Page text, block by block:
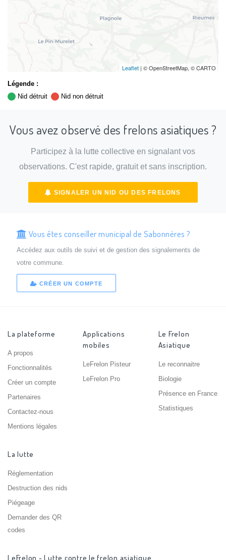
Leaflet | © OpenStreetMap, © CARTO
Légende :
Nid détruit
Nid non détruit
Vous avez observé des frelons asiatiques ?
Participez à la lutte collective en signalant vos
observations. C'est rapide, gratuit et sans inscription.
SIGNALER UN NID OU DES FRELONS
Vous êtes conseiller municipal de Sabonnères ?
Accédez aux outils de suivi et de gestion des signalements de
votre commune.
CRÉER UN COMPTE
La plateforme
A propos
Fonctionnalités
Créer un compte
Partenaires
Contactez-nous
Mentions légales
Applications
mobiles
LeFrelon Pisteur
LeFrelon Pro
Le Frelon
Asiatique
Le reconnaitre
Biologie
Présence en France
Statistiques
La lutte
Réglementation
Destruction des nids
Piégeage
Demander des QR
codes
LeFrelon - Lutte contre le frelon asiatique